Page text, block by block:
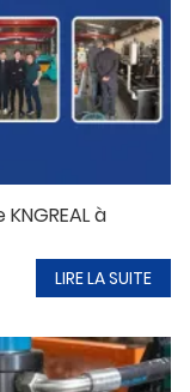
à
LIRE LA SUITE